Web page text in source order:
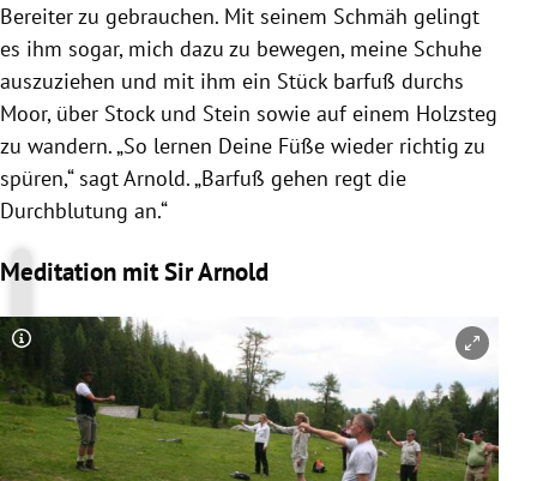
Bereiter zu gebrauchen. Mit seinem Schmäh gelingt
es ihm sogar, mich dazu zu bewegen, meine Schuhe
auszuziehen und mit ihm ein Stück barfuß durchs
Moor, über Stock und Stein sowie auf einem Holzsteg
zu wandern. „So lernen Deine Füße wieder richtig zu
spüren,“ sagt Arnold. „Barfuß gehen regt die
Durchblutung an.“
Meditation mit Sir Arnold
Copyright-Hinweis öffnen/schließen